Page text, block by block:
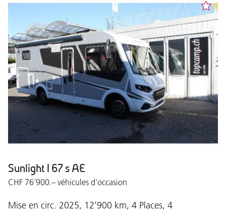
Sunlight I 67 s AE
CHF 76'900.– véhicules d'occasion
Mise en circ. 2025, 12'900 km, 4 Places, 4